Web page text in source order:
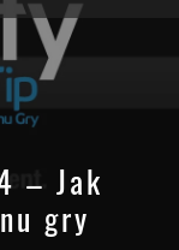
– Jak
gry